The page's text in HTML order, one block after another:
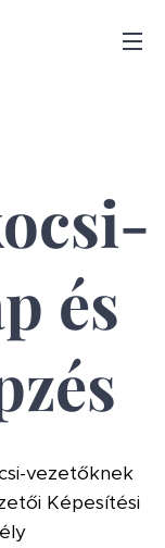
és
vezetőknek
Képesítési